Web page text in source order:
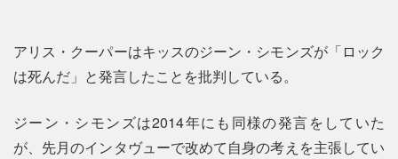
アリス・クーパーはキッスのジーン・シモンズが「ロック
は死んだ」と発言したことを批判している。
ジーン・シモンズは2014年にも同様の発言をしていた
が、先月のインタヴューで改めて自身の考えを主張してい